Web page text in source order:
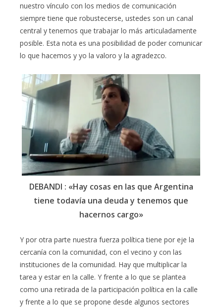
nuestro vínculo con los medios de comunicación
siempre tiene que robustecerse, ustedes son un canal
central y tenemos que trabajar lo más articuladamente
posible. Esta nota es una posibilidad de poder comunicar
lo que hacemos y yo la valoro y la agradezco.
DEBANDI : «Hay cosas en las que Argentina
tiene todavía una deuda y tenemos que
hacernos cargo»
Y por otra parte nuestra fuerza política tiene por eje la
cercanía con la comunidad, con el vecino y con las
instituciones de la comunidad. Hay que multiplicar la
tarea y estar en la calle. Y frente a lo que se plantea
como una retirada de la participación política en la calle
y frente a lo que se propone desde algunos sectores